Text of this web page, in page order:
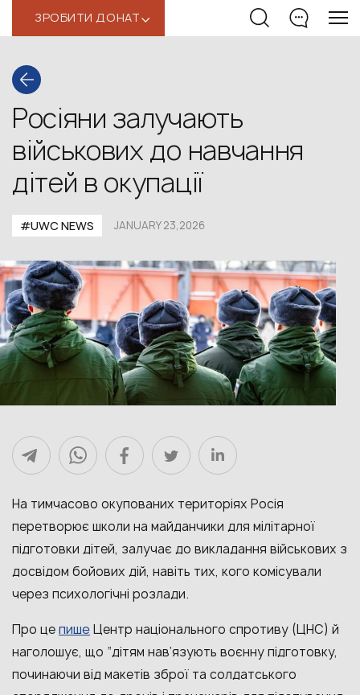
ЗРОБИТИ ДОНАТ‹
Росіяни залучають
військових до навчання
дітей в окупації
#UWС NEWS JANUARY 23,2026
На тимчасово окупованих територіях Росія
перетворює школи на майданчики для мілітарної
підготовки дітей, залучає до викладання військових з
досвідом бойових дій, навіть тих, кого комісували
через психологічні розлади.
Про цепишеЦентр національного спротиву (ЦНС) й
наголошує, що “дітям нав’язують воєнну підготовку,
починаючи від макетів зброї та солдатського